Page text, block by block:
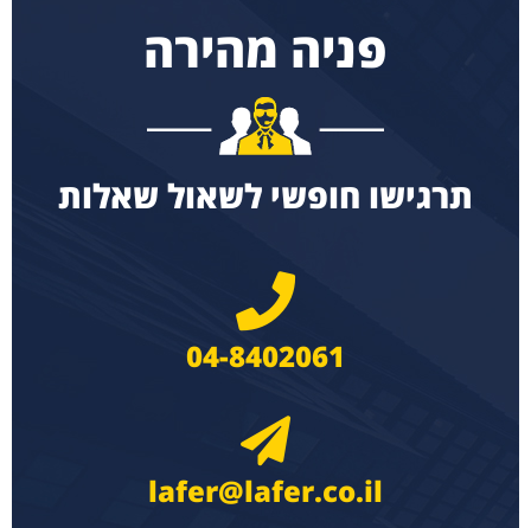
פניה מהירה
תרגישו חופשי לשאול שאלות
04-8402061
lafer@lafer.co.il